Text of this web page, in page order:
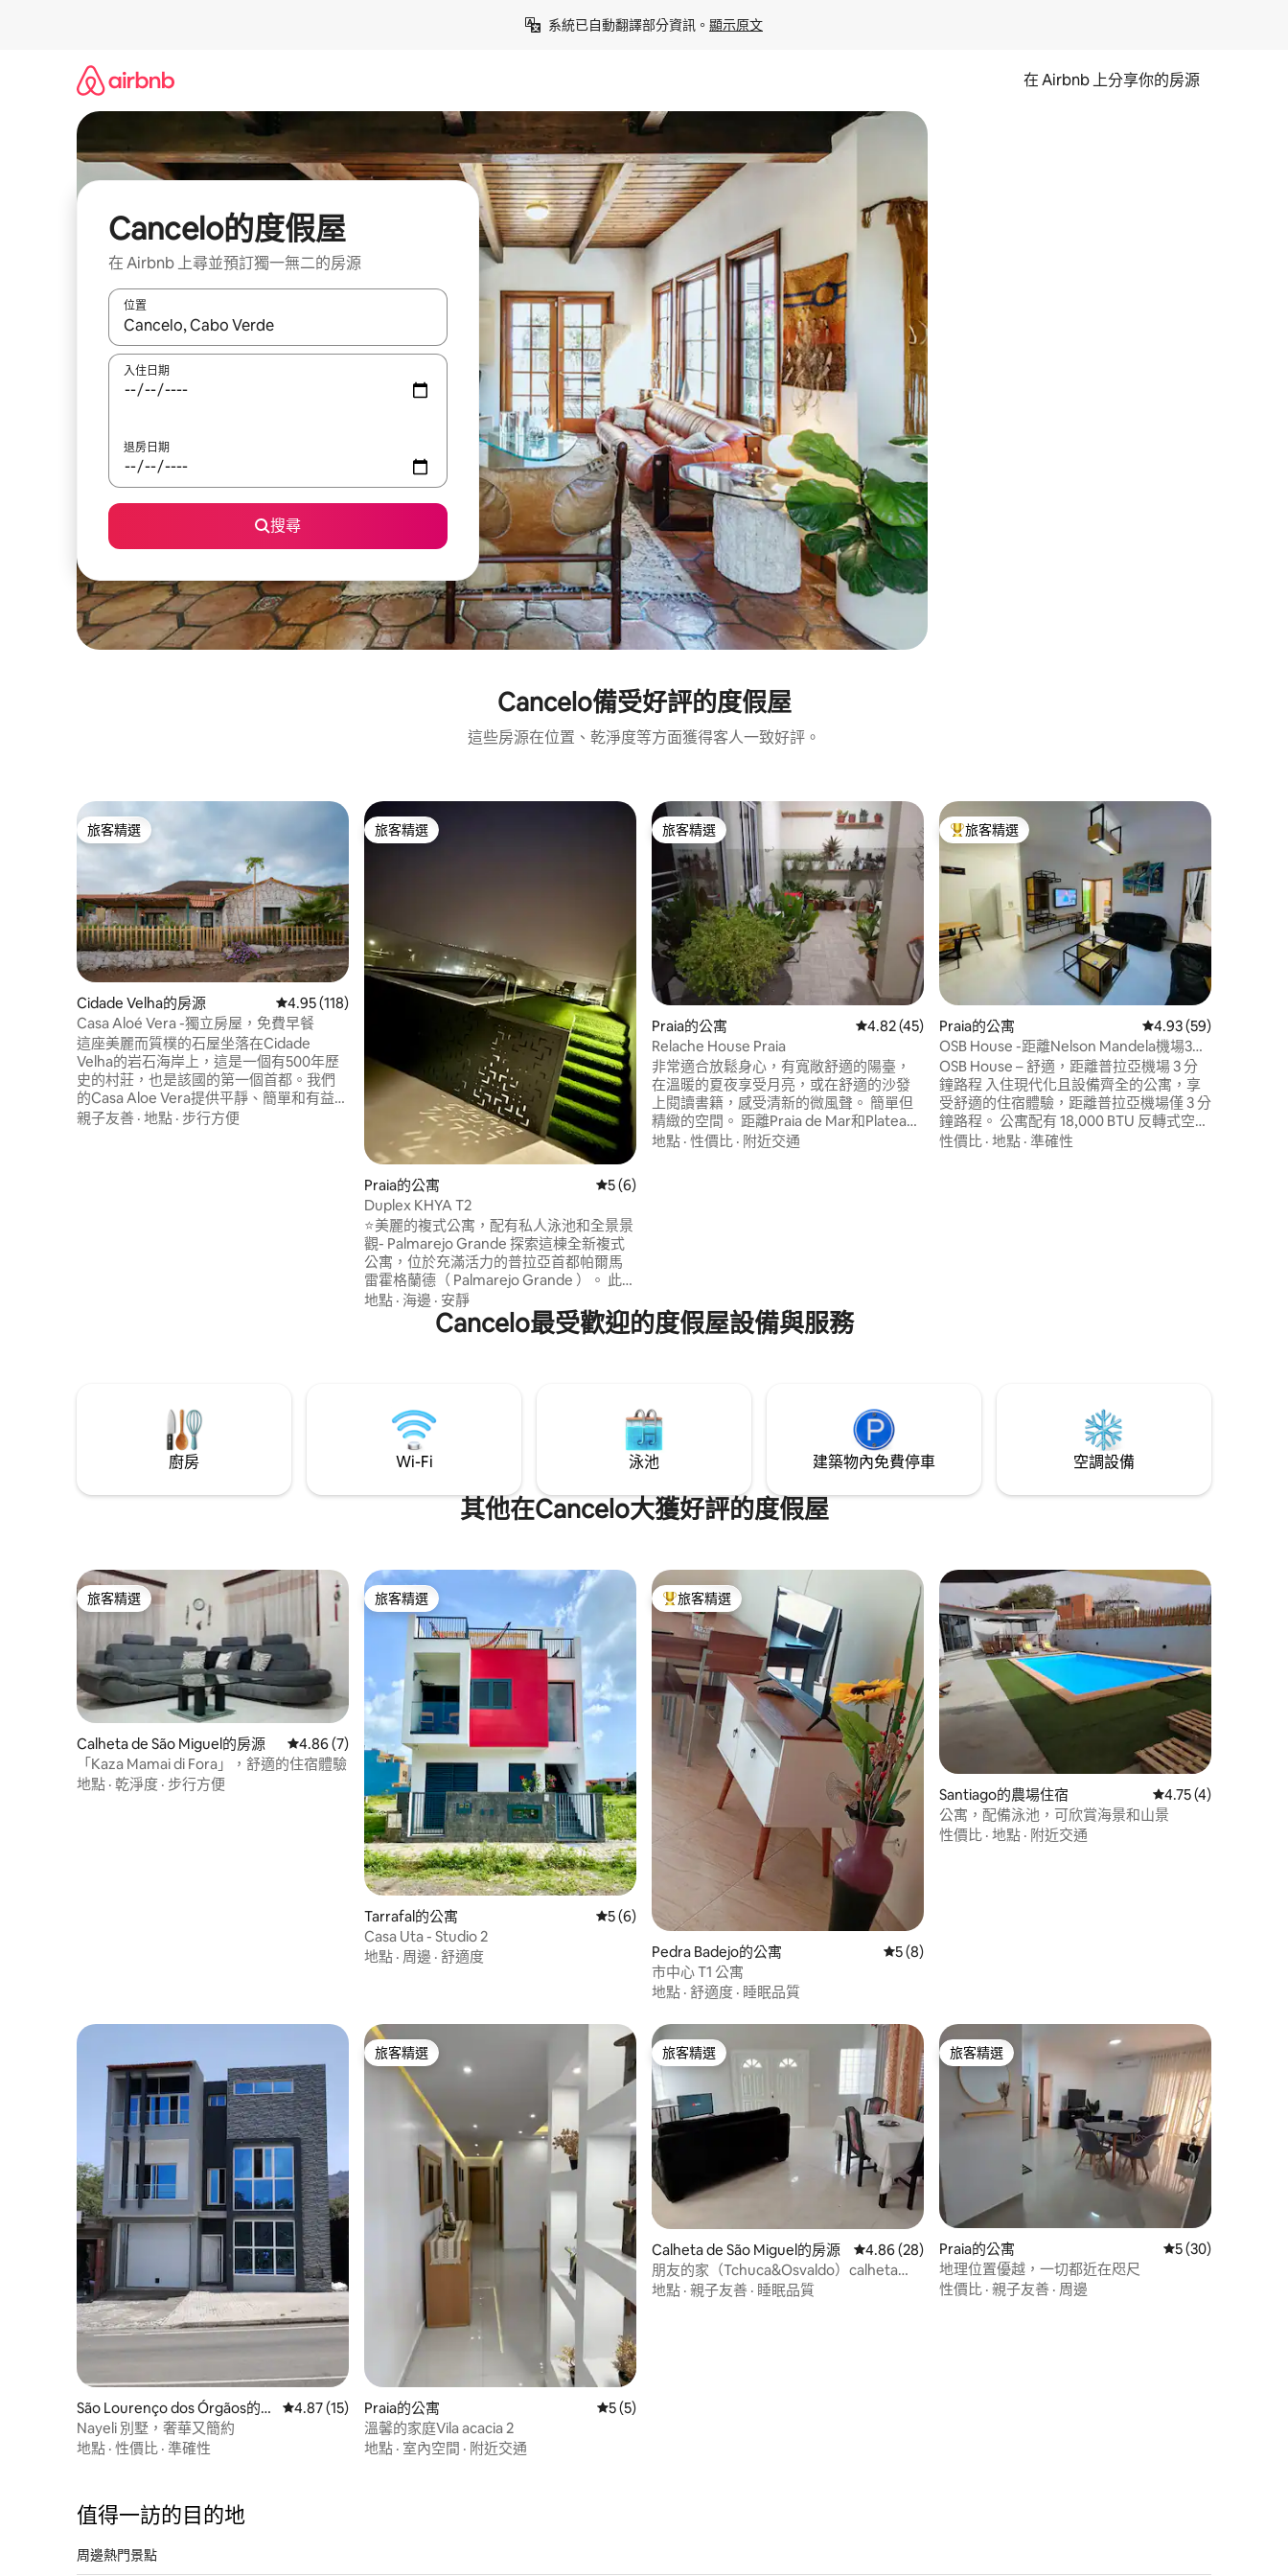
系統已自動翻譯部分資訊。 顯示原文
在 Airbnb 上分享你的房源
Cancelo的度假屋
在 Airbnb 上尋並預訂獨一無二的房源
位置
如有搜尋結果，瀏覽內容時請使用上下箭頭，或輕點、滑動裝置。
入住日期
退房日期
搜尋
Cancelo備受好評的度假屋
這些房源在位置、乾淨度等方面獲得客人一致好評。
旅客精選
旅客精選
Cidade Velha的房源 從 118 則評價中獲得 4.95 的平均評分（滿分 5 分）
4.95 (118)
Casa Aloé Vera -獨立房屋，免費早餐
這座美麗而質樸的石屋坐落在Cidade
Velha的岩石海岸上，這是一個有500年歷
史的村莊，也是該國的第一個首都。我們
的Casa Aloe Vera提供平靜、簡單和有益的
生活方式。 位於我們的家族物業上，我們
親子友善 · 地點 · 步行方便
旅客精選
旅客精選
Praia的公寓 從 6 則評價中獲得 5 的平均評分（滿分 5 分）
5 (6)
Duplex KHYA T2
⭐️美麗的複式公寓，配有私人泳池和全景景
觀- Palmarejo Grande 探索這棟全新複式
公寓，位於充滿活力的普拉亞首都帕爾馬
雷霍格蘭德（ Palmarejo Grande ）。 此房
源坐落在私人住宅的中心地帶，融合了舒
適、現代化和理想的地理位置。 距離大海
和市中心（餐廳、商場、私人診所、無障
地點 · 海邊 · 安靜
旅客精選
旅客精選
Praia的公寓 從 45 則評價中獲得 4.82 的平均評分（滿分 5 分）
4.82 (45)
Relache House Praia
非常適合放鬆身心，有寬敞舒適的陽臺，
在溫暖的夏夜享受月亮，或在舒適的沙發
上閱讀書籍，感受清新的微風聲。 簡單但
精緻的空間。 距離Praia de Mar和Plateau
歷史中心5分鐘路程，位於Praia基礎設施最
地點 · 性價比 · 附近交通
旅客精選榜首
旅客精選
Praia的公寓 從 59 則評價中獲得
4.93 (59)
OSB House -距離Nelson Mandela機場3分
鐘
OSB House – 舒適，距離普拉亞機場 3 分
鐘路程 入住現代化且設備齊全的公寓，享
受舒適的住宿體驗，距離普拉亞機場僅 3 分
鐘路程。 公寓配有 18,000 BTU 反轉式空
調，可涵蓋整個空間，有兩間臥室、客
性價比 · 地點 · 準確性
Cancelo最受歡迎的度假屋設備與服務
廚房 Wi-Fi 泳池 建築物內免費停車 空調設備
其他在Cancelo大獲好評的度假屋
旅客精選
旅客精選
Calheta de São Miguel的房源 從 7 則評價中獲得 4.86 的平均評分（滿分 5 分）
4.86 (7)
「Kaza Mamai di Fora」，舒適的住宿體驗
地點 · 乾淨度 · 步行方便
旅客精選
旅客精選
Tarrafal的公寓 從 6 則評價中獲得 5 的平均評分（滿分 5 分）
5 (6)
Casa Uta - Studio 2
地點 · 周邊 · 舒適度
旅客精選榜首
旅客精選
Pedra Badejo的公寓 從 8 則評價中獲得 5 的平均評分（滿分 5 分）
5 (8)
市中心 T1 公寓
地點 · 舒適度 · 睡眠品質
Santiago的農場住宿 從 4 則評價中獲得
4.75 (4)
公寓，配備泳池，可欣賞海景和山景
性價比 · 地點 · 附近交通
São Lourenço dos Órgãos的別
墅
從 15 則評價中獲得 4.87 的平均評分（滿分 5 分）
4.87 (15)
Nayeli 別墅，奢華又簡約
地點 · 性價比 · 準確性
旅客精選
旅客精選
Praia的公寓 從 5 則評價中獲得 5 的平均評分（滿分 5 分）
5 (5)
溫馨的家庭Vila acacia 2
地點 · 室內空間 · 附近交通
旅客精選
旅客精選
Calheta de São Miguel的房源 從 28 則評價中獲得 4.86 的平均評分（滿分 5 分）
4.86 (28)
朋友的家（Tchuca&Osvaldo）calheta
São Miguel
地點 · 親子友善 · 睡眠品質
旅客精選
旅客精選
Praia的公寓 從 30 則評價中獲
5 (30)
地理位置優越，一切都近在咫尺
性價比 · 親子友善 · 周邊
值得一訪的目的地
周邊熱門景點